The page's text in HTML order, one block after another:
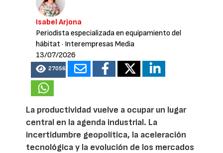
Isabel Arjona
Periodista especializada en equipamiento del
hábitat · Interempresas Media
13/07/2026
27056
La productividad vuelve a ocupar un lugar
central en la agenda industrial. La
incertidumbre geopolítica, la aceleración
tecnológica y la evolución de los mercados